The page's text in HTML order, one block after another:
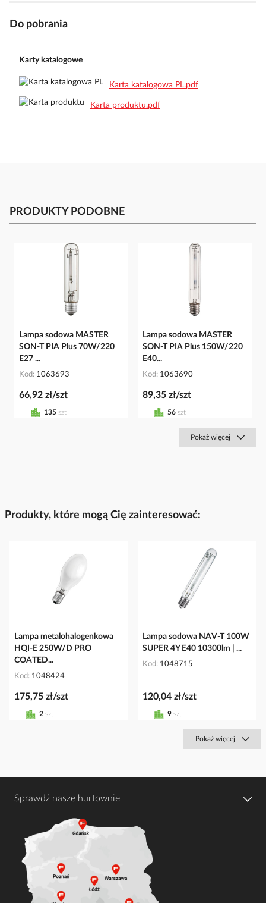
Do pobrania
Karty katalogowe
Karta katalogowa PL.pdf
Karta produktu.pdf
PRODUKTY PODOBNE
Lampa sodowa MASTER
SON-T PIA Plus 70W/220
E27 ...
Kod 1063693
66,92 zł/szt
135 szt
Lampa sodowa MASTER
SON-T PIA Plus 150W/220
E40...
Kod 1063690
89,35 zł/szt
56 szt
Pokaż więcej
Produkty, które mogą Cię zainteresować:
Lampa metalohalogenkowa
HQI-E 250W/D PRO
COATED...
Kod 1048424
175,75 zł/szt
2 szt
Lampa sodowa NAV-T 100W
SUPER 4Y E40 10300lm | ...
Kod 1048715
120,04 zł/szt
9 szt
Pokaż więcej
Sprawdź nasze hurtownie